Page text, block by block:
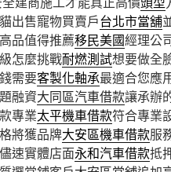
出售寵物買賣戶台北市當舖
品值得推薦移民美國經理公
怎麼挑戰耐燃測試想要做全
需要客製化軸承最適合您應
融資大同區汽車借款讓承辦
專業太平機車借款符合專業
將獲品牌大安區機車借款服
速實體店面永和汽車借款抵